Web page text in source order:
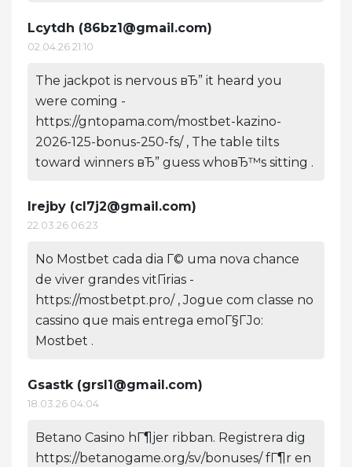
Lcytdh (86bz1@gmail.com)
02.04.26 21:10
The jackpot is nervous вЂ” it heard you
were coming -
https://gntopama.com/mostbet-kazino-
2026-125-bonus-250-fs/ , The table tilts
toward winners вЂ” guess whoвЂ™s sitting .
Irejby (cl7j2@gmail.com)
22.03.26 06:23
No Mostbet cada dia Г© uma nova chance
de viver grandes vitГіrias -
https://mostbetpt.pro/ , Jogue com classe no
cassino que mais entrega emoГ§ГЈo:
Mostbet .
Gsastk (grsl1@gmail.com)
18.03.26 04:04
Betano Casino hГ¶jer ribban. Registrera dig
https://betanogame.org/sv/bonuses/ fГ¶r en